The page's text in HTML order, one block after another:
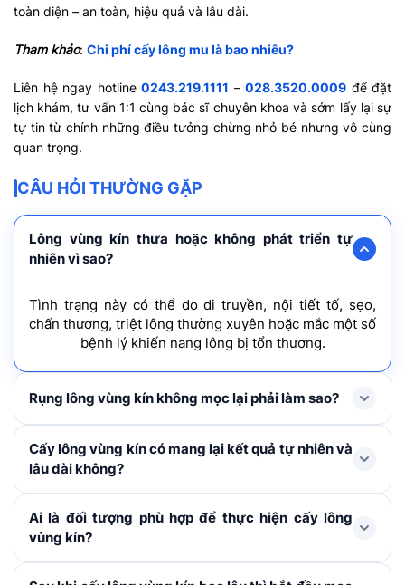
toàn diện – an toàn, hiệu quả và lâu dài.
Tham khảo: Chi phí cấy lông mu là bao nhiêu?
Liên hệ ngay hotline 0243.219.1111 – 028.3520.0009 để đặt
lịch khám, tư vấn 1:1 cùng bác sĩ chuyên khoa và sớm lấy lại sự
tự tin từ chính những điều tưởng chừng nhỏ bé nhưng vô cùng
quan trọng.
CÂU HỎI THƯỜNG GẶP
Lông vùng kín thưa hoặc không phát triển tự
nhiên vì sao?
Tình trạng này có thể do di truyền, nội tiết tố, sẹo,
chấn thương, triệt lông thường xuyên hoặc mắc một số
bệnh lý khiến nang lông bị tổn thương.
Rụng lông vùng kín không mọc lại phải làm sao?
Bạn nên thăm khám để xác định nguyên nhân. Nếu
nang lông đã mất khả năng phục hồi, cấy lông tự thân
Cấy lông vùng kín có mang lại kết quả tự nhiên và
lâu dài không?
Có. Do dùng nang tóc chính chủ nên độ tương thích
cao, không bị đào thải. Sợi lông mọc theo hướng thiết
Ai là đối tượng phù hợp để thực hiện cấy lông
vùng kín?